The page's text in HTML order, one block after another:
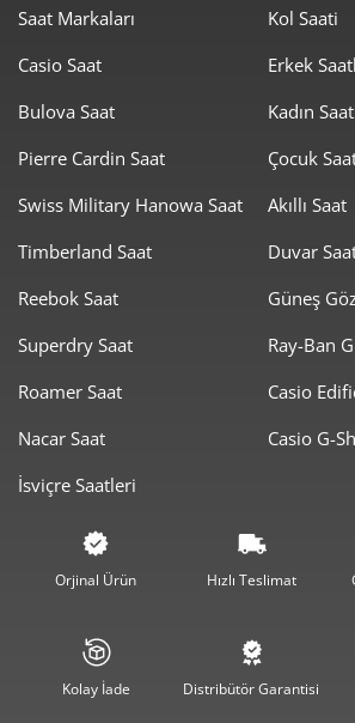
Saat Markaları
Casio Saat
Bulova Saat
Pierre Cardin Saat
Swiss Military Hanowa Saat
Timberland Saat
Reebok Saat
Superdry Saat
Roamer Saat
Nacar Saat
İsviçre Saatleri
Kol Saati
Erkek
Kadın
Çocuk
Akıllı Saat
Duvar
Güneş
Ray-Ban
Casio
Casio G-
Orjinal Ürün Hızlı Teslimat
Kolay İade Distribütör Garantisi